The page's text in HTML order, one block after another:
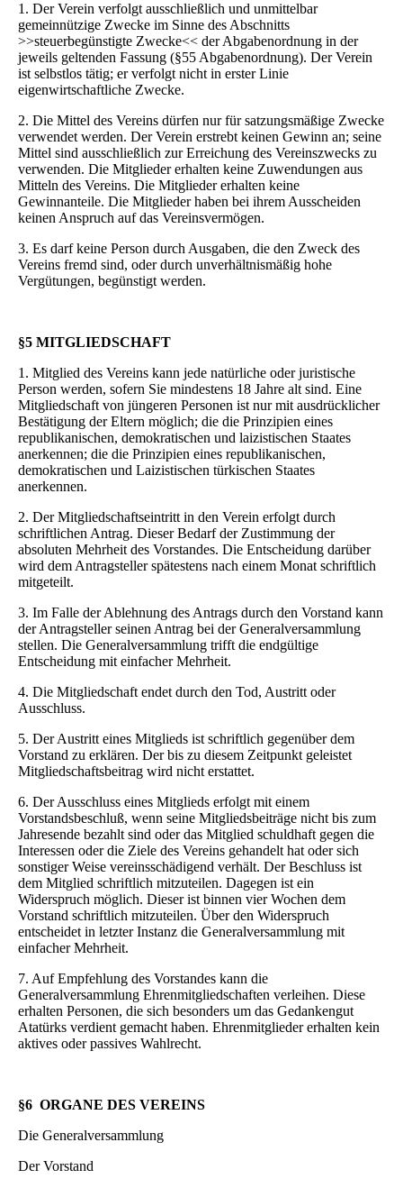
1. Der Verein verfolgt ausschließlich und unmittelbar
gemeinnützige Zwecke im Sinne des Abschnitts
>>steuerbegünstigte Zwecke<< der Abgabenordnung in der
jeweils geltenden Fassung (§55 Abgabenordnung). Der Verein
ist selbstlos tätig; er verfolgt nicht in erster Linie
eigenwirtschaftliche Zwecke.
2. Die Mittel des Vereins dürfen nur für satzungsmäßige Zwecke
verwendet werden. Der Verein erstrebt keinen Gewinn an; seine
Mittel sind ausschließlich zur Erreichung des Vereinszwecks zu
verwenden. Die Mitglieder erhalten keine Zuwendungen aus
Mitteln des Vereins. Die Mitglieder erhalten keine
Gewinnanteile. Die Mitglieder haben bei ihrem Ausscheiden
keinen Anspruch auf das Vereinsvermögen.
3. Es darf keine Person durch Ausgaben, die den Zweck des
Vereins fremd sind, oder durch unverhältnismäßig hohe
Vergütungen, begünstigt werden.
§5 MITGLIEDSCHAFT
1. Mitglied des Vereins kann jede natürliche oder juristische
Person werden, sofern Sie mindestens 18 Jahre alt sind. Eine
Mitgliedschaft von jüngeren Personen ist nur mit ausdrücklicher
Bestätigung der Eltern möglich; die die Prinzipien eines
republikanischen, demokratischen und laizistischen Staates
anerkennen; die die Prinzipien eines republikanischen,
demokratischen und Laizistischen türkischen Staates
anerkennen.
2. Der Mitgliedschaftseintritt in den Verein erfolgt durch
schriftlichen Antrag. Dieser Bedarf der Zustimmung der
absoluten Mehrheit des Vorstandes. Die Entscheidung darüber
wird dem Antragsteller spätestens nach einem Monat schriftlich
mitgeteilt.
3. Im Falle der Ablehnung des Antrags durch den Vorstand kann
der Antragsteller seinen Antrag bei der Generalversammlung
stellen. Die Generalversammlung trifft die endgültige
Entscheidung mit einfacher Mehrheit.
4. Die Mitgliedschaft endet durch den Tod, Austritt oder
Ausschluss.
5. Der Austritt eines Mitglieds ist schriftlich gegenüber dem
Vorstand zu erklären. Der bis zu diesem Zeitpunkt geleistet
Mitgliedschaftsbeitrag wird nicht erstattet.
6. Der Ausschluss eines Mitglieds erfolgt mit einem
Vorstandsbeschluß, wenn seine Mitgliedsbeiträge nicht bis zum
Jahresende bezahlt sind oder das Mitglied schuldhaft gegen die
Interessen oder die Ziele des Vereins gehandelt hat oder sich
sonstiger Weise vereinsschädigend verhält. Der Beschluss ist
dem Mitglied schriftlich mitzuteilen. Dagegen ist ein
Widerspruch möglich. Dieser ist binnen vier Wochen dem
Vorstand schriftlich mitzuteilen. Über den Widerspruch
entscheidet in letzter Instanz die Generalversammlung mit
einfacher Mehrheit.
7. Auf Empfehlung des Vorstandes kann die
Generalversammlung Ehrenmitgliedschaften verleihen. Diese
erhalten Personen, die sich besonders um das Gedankengut
Atatürks verdient gemacht haben. Ehrenmitglieder erhalten kein
aktives oder passives Wahlrecht.
§6 ORGANE DES VEREINS
Die Generalversammlung
Der Vorstand